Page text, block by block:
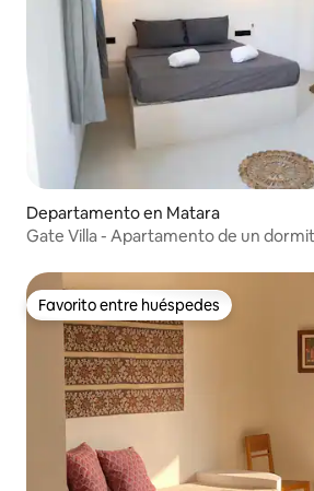
Departamento en Matara
Gate Villa - Apartamento de un
Favorito entre huéspedes
Favorito entre huéspedes